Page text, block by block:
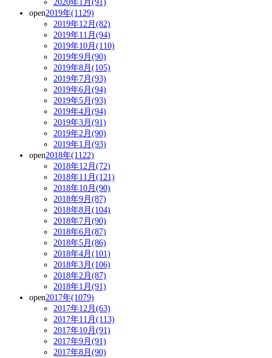
2020年1月(91)
open2019年(1129)
2019年12月(82)
2019年11月(94)
2019年10月(110)
2019年9月(90)
2019年8月(105)
2019年7月(93)
2019年6月(94)
2019年5月(93)
2019年4月(94)
2019年3月(91)
2019年2月(90)
2019年1月(93)
open2018年(1122)
2018年12月(72)
2018年11月(121)
2018年10月(90)
2018年9月(87)
2018年8月(104)
2018年7月(90)
2018年6月(87)
2018年5月(86)
2018年4月(101)
2018年3月(106)
2018年2月(87)
2018年1月(91)
open2017年(1079)
2017年12月(63)
2017年11月(113)
2017年10月(91)
2017年9月(91)
2017年8月(90)